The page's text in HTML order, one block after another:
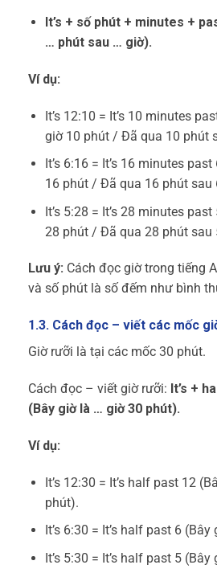
It’s + số phút + minutes +
… phút sau … giờ).
Ví dụ:
It’s 12:10 = It’s 10 minutes
giờ 10 phút / Đã qua 10 phút
It’s 6:16 = It’s 16 minutes
16 phút / Đã qua 16 phút sau
It’s 5:28 = It’s 28 minutes
28 phút / Đã qua 28 phút sau
Lưu ý: Cách đọc giờ trong tiếng
và số phút là số đếm như bình
1.3. Cách đọc – viết các mốc
Giờ rưỡi là tại các mốc 30 phút.
Cách đọc – viết giờ rưỡi: It’s +
(Bây giờ là … giờ 30 phút).
Ví dụ:
It’s 12:30 = It’s half past 12
phút).
It’s 6:30 = It’s half past 6
It’s 5:30 = It’s half past 5